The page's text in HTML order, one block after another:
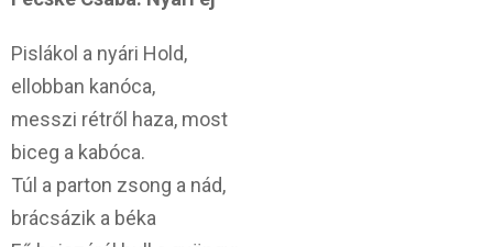
Pislákol a nyári Hold,
ellobban kanóca,
messzi rétről haza, most
biceg a kabóca.
Túl a parton zsong a nád,
brácsázik a béka